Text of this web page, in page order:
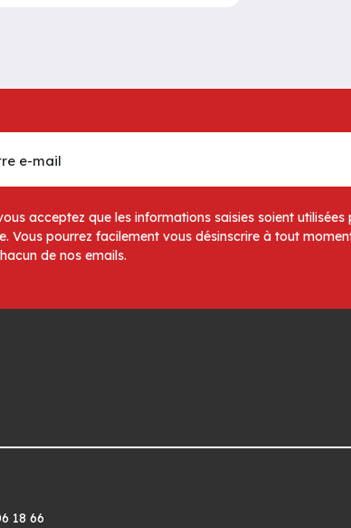
acceptez que les informations saisies soient
Vous pourrez facilement vous désinscrire à tout
de nos emails.
18 66